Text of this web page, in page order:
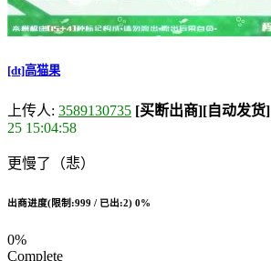
[dt]高猫果
上传人: 3589130735 [买断出商][自动发货]
25 15:04:58
更慢了（悲）
出商进度(限制:999 / 已出:2) 0%
0%
Complete